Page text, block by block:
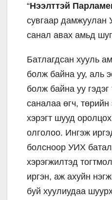
“Нээлттэй
сувгаар дамжуулан
санал авах амьд
Батлагдсан хууль
болж байна уу, аль
болж байна уу гэдэг
саналаа өгч,
хэрэгт шууд
олголоо. Ингэж
болсноор УИХ
хэрэгжилтэд
иргэн, аж ахуйн
буй хуулиудаа